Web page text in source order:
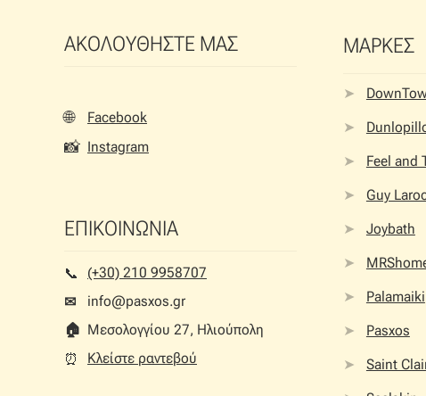
ΑΚΟΛΟΥΘΗΣΤΕ ΜΑΣ
🌐 Facebook
📸 Instagram
ΕΠΙΚΟΙΝΩΝΙΑ
📞︎
(+30) 210 9958707
✉
info@pasxos.gr
🏠︎ Μεσολογγίου 27, Ηλιούπολη
⏰︎
Κλείστε ραντεβού
ΜΑΡΚΕΣ
Feel and
Guy
Joybath
Palamaiki
Pasxos
Saint